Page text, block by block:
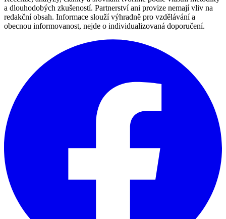
a dlouhodobých zkušeností. Partnerství ani provize nemají vliv na
redakční obsah. Informace slouží výhradně pro vzdělávání a
obecnou informovanost, nejde o individualizovaná doporučení.